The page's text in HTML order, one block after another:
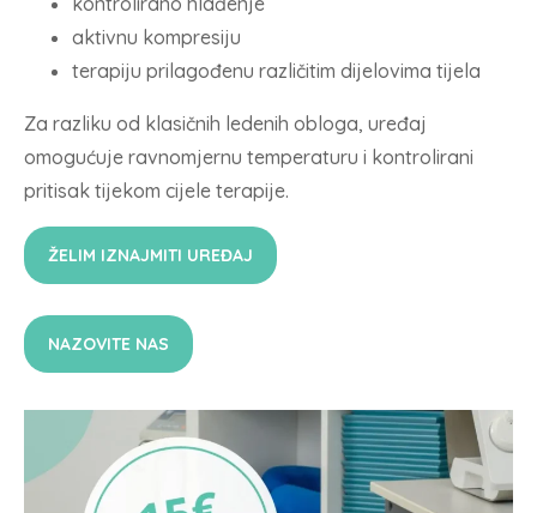
aktivnu kompresiju
terapiju prilagođenu različitim dijelovima tijela
Za razliku od klasičnih ledenih obloga, uređaj
omogućuje ravnomjernu temperaturu i kontrolirani
pritisak tijekom cijele terapije.
ŽELIM IZNAJMITI UREĐAJ
NAZOVITE NAS